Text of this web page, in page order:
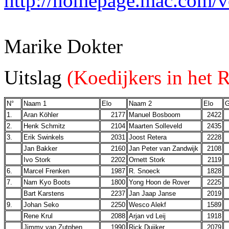
Marike Dokter
Uitslag (Koedijkers in het
N° Naam 1 Elo Naam 2 Elo
1.
Aran Köhler 2177 Manuel Bosboom
2422
2.
Henk Schmitz 2104 Maarten Solleveld
2435
3.
Erik Swinkels 2031 Joost Retera
2228
Jan Bakker
2160 Jan Peter van Zandwijk
2108
Ivo Stork
2202 Ornett Stork
2119
6.
Marcel Frenken 1987 R. Snoeck
1828
7.
Nam Kyo Boots 1800 Yong Hoon de Rover
2225
Bart Karstens
2237 Jan Jaap Janse
2019
9.
Johan Seko 2250 Wesco Alekf
1589
Rene Krul
2088 Arjan vd Leij
1918
Jimmy van Zutphen
1990 Rick Duijker 2079